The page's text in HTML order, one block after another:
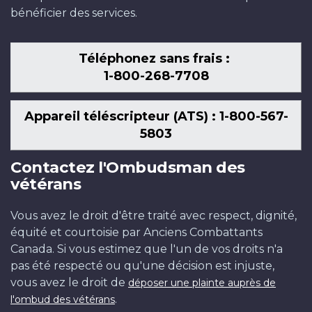
bénéficier des services.
Téléphonez sans frais :
1-800-268-7708
Appareil téléscripteur (ATS) : 1-800-567-
5803
Contactez l'Ombudsman des
vétérans
Vous avez le droit d'être traité avec respect, dignité,
équité et courtoisie par Anciens Combattants
Canada. Si vous estimez que l'un de vos droits n'a
pas été respecté ou qu'une décision est injuste,
vous avez le droit de déposer une plainte auprès de
l'ombud des vétérans.